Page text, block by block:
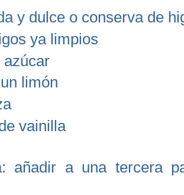
y dulce o conserva de
ya limpios
azúcar
limón
vainilla
añadir a una tercera